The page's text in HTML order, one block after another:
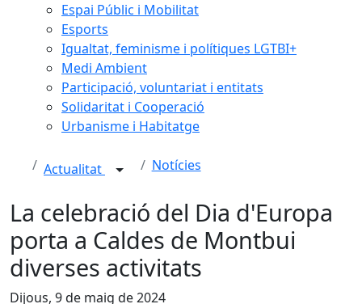
Espai Públic i Mobilitat
Esports
Igualtat, feminisme i polítiques LGTBI+
Medi Ambient
Participació, voluntariat i entitats
Solidaritat i Cooperació
Urbanisme i Habitatge
Actualitat Notícies
La celebració del Dia d'Europa
porta a Caldes de Montbui
diverses activitats
Dijous, 9 de maig de 2024